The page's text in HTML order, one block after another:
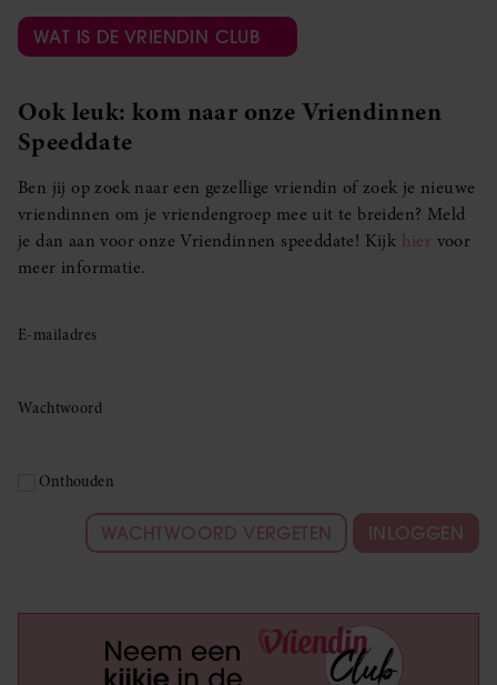
WAT IS DE VRIENDIN CLUB
Ook leuk: kom naar onze Vriendinnen
Speeddate
Ben jij op zoek naar een gezellige vriendin of zoek je nieuwe
vriendinnen om je vriendengroep mee uit te breiden? Meld
je dan aan voor onze Vriendinnen speeddate! Kijk hier voor
meer informatie.
E-mailadres
Wachtwoord
Onthouden
WACHTWOORD VERGETEN INLOGGEN